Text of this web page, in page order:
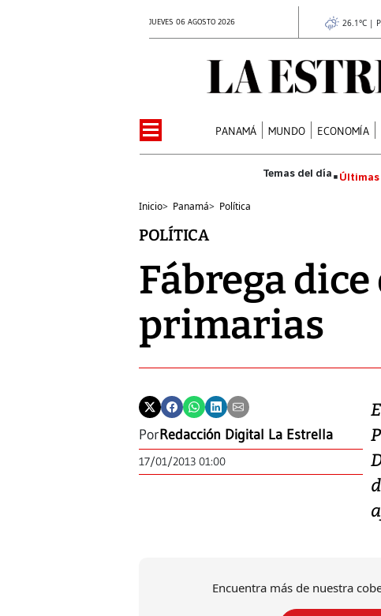
JUEVES 06 AGOSTO 2026 26.1°C |
PANAMÁ MUNDO ECONOMÍA
Inicio> Panamá> Política
POLÍTICA
Fábrega
primarias
PorRedacción Digital La Estrella
17/01/2013 01:00
Encuentra más de nuestra